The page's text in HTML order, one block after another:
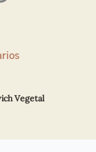
Vegetal